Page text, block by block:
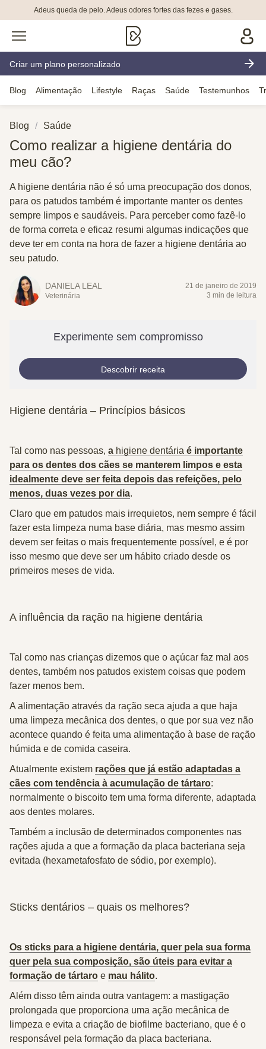
Adeus queda de pelo. Adeus odores fortes das fezes e gases.
Criar um plano personalizado
Blog Alimentação Lifestyle Raças Saúde Testemunhos
Blog Saúde
Como realizar a higiene dentária do
meu cão?
A higiene dentária não é só uma preocupação dos donos,
para os patudos também é importante manter os dentes
sempre limpos e saudáveis. Para perceber como fazê-lo
de forma correta e eficaz resumi algumas indicações que
deve ter em conta na hora de fazer a higiene dentária ao
seu patudo.
DANIELA LEAL
Veterinária
21 de janeiro de 2019
3 min de leitura
Experimente sem compromisso
Descobrir receita
Higiene dentária – Princípios básicos
Tal como nas pessoas, a higiene dentária é importante
para os dentes dos cães se manterem limpos e esta
idealmente deve ser feita depois das refeições, pelo
menos, duas vezes por dia.
Claro que em patudos mais irrequietos, nem sempre é fácil
fazer esta limpeza numa base diária, mas mesmo assim
devem ser feitas o mais frequentemente possível, e é por
isso mesmo que deve ser um hábito criado desde os
primeiros meses de vida.
A influência da ração na higiene dentária
Tal como nas crianças dizemos que o açúcar faz mal aos
dentes, também nos patudos existem coisas que podem
fazer menos bem.
A alimentação através da ração seca ajuda a que haja
uma limpeza mecânica dos dentes, o que por sua vez não
acontece quando é feita uma alimentação à base de ração
húmida e de comida caseira.
Atualmente existem rações que já estão adaptadas a
cães com tendência à acumulação de tártaro:
normalmente o biscoito tem uma forma diferente, adaptada
aos dentes molares.
Também a inclusão de determinados componentes nas
rações ajuda a que a formação da placa bacteriana seja
evitada (hexametafosfato de sódio, por exemplo).
Sticks dentários – quais os melhores?
Os sticks para a higiene dentária, quer pela sua forma
quer pela sua composição, são úteis para evitar a
formação de tártaro e mau hálito.
Além disso têm ainda outra vantagem: a mastigação
prolongada que proporciona uma ação mecânica de
limpeza e evita a criação de biofilme bacteriano, que é o
responsável pela formação da placa bacteriana.